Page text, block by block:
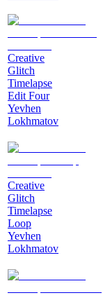
Creative
Glitch
Timelapse
Edit Four
Yevhen
Lokhmatov
Creative
Glitch
Timelapse
Loop
Yevhen
Lokhmatov